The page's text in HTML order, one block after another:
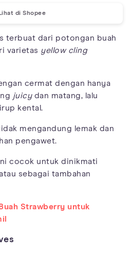
di Shopee
terbuat dari potongan buah
varietas yellow cling
cermat dengan hanya
juicydan matang, lalu
kental.
mengandung lemak dan
pengawet.
cocok untuk dinikmati
sebagai tambahan
Strawberry untuk